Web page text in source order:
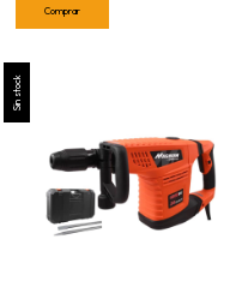
Sin stock